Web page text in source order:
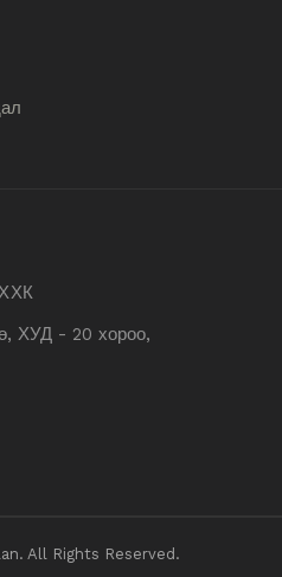
ХУД - 20 хороо,
All Rights Reserved.